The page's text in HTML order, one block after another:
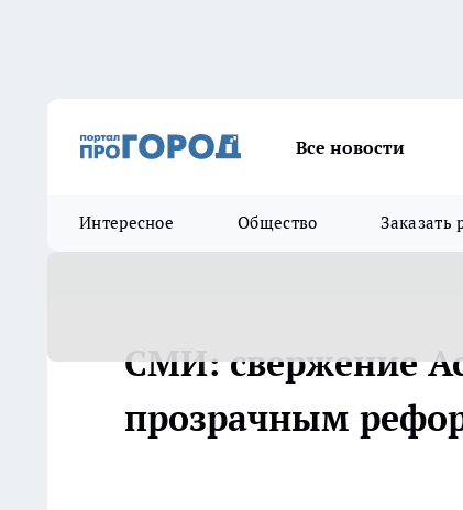
Все новости
Интересное Общество Заказать
СМИ: свержение
прозрачным